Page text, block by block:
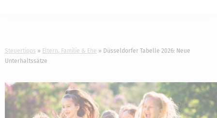
Steuertipps Eltern, Familie & Ehe
Düsseldorfer Tabelle 2026: Neue
Unterhaltssätze